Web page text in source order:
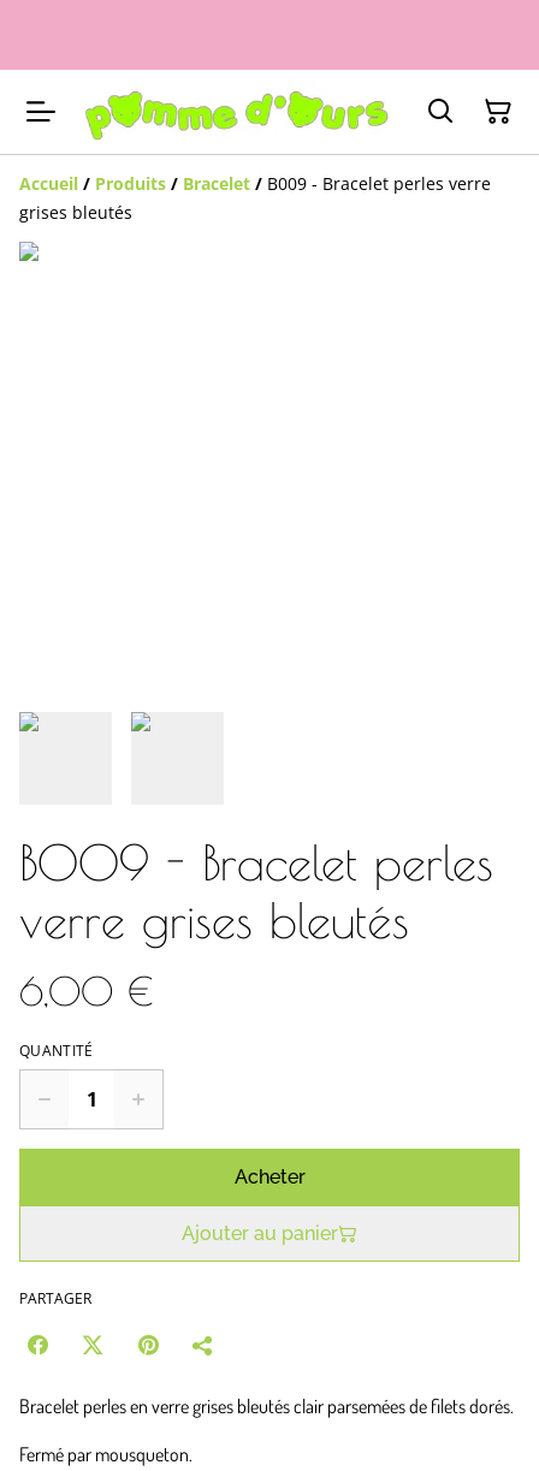
Accueil / Produits / Bracelet / B009 - Bracelet perles verre
grises bleutés
B009 - Bracelet perles
verre grises bleutés
6,00 €
QUANTITÉ
Acheter
Ajouter au panier
PARTAGER
Bracelet perles en verre grises bleutés clair parsemées de filets dorés.
Fermé par mousqueton.